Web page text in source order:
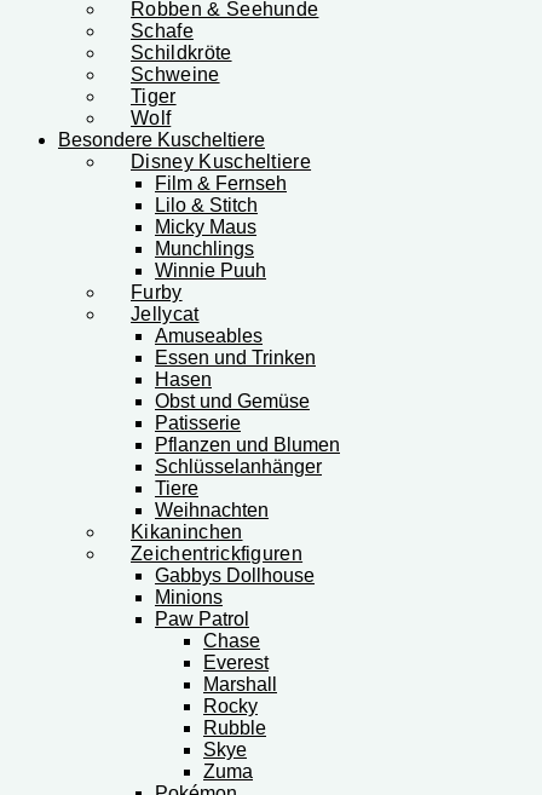
Robben & Seehunde
Schafe
Schildkröte
Schweine
Tiger
Wolf
Besondere Kuscheltiere
Disney Kuscheltiere
Film & Fernseh
Lilo & Stitch
Micky Maus
Munchlings
Winnie Puuh
Furby
Jellycat
Amuseables
Essen und Trinken
Hasen
Obst und Gemüse
Patisserie
Pflanzen und Blumen
Schlüsselanhänger
Tiere
Weihnachten
Kikaninchen
Zeichentrickfiguren
Gabbys Dollhouse
Minions
Paw Patrol
Chase
Everest
Marshall
Rocky
Rubble
Skye
Zuma